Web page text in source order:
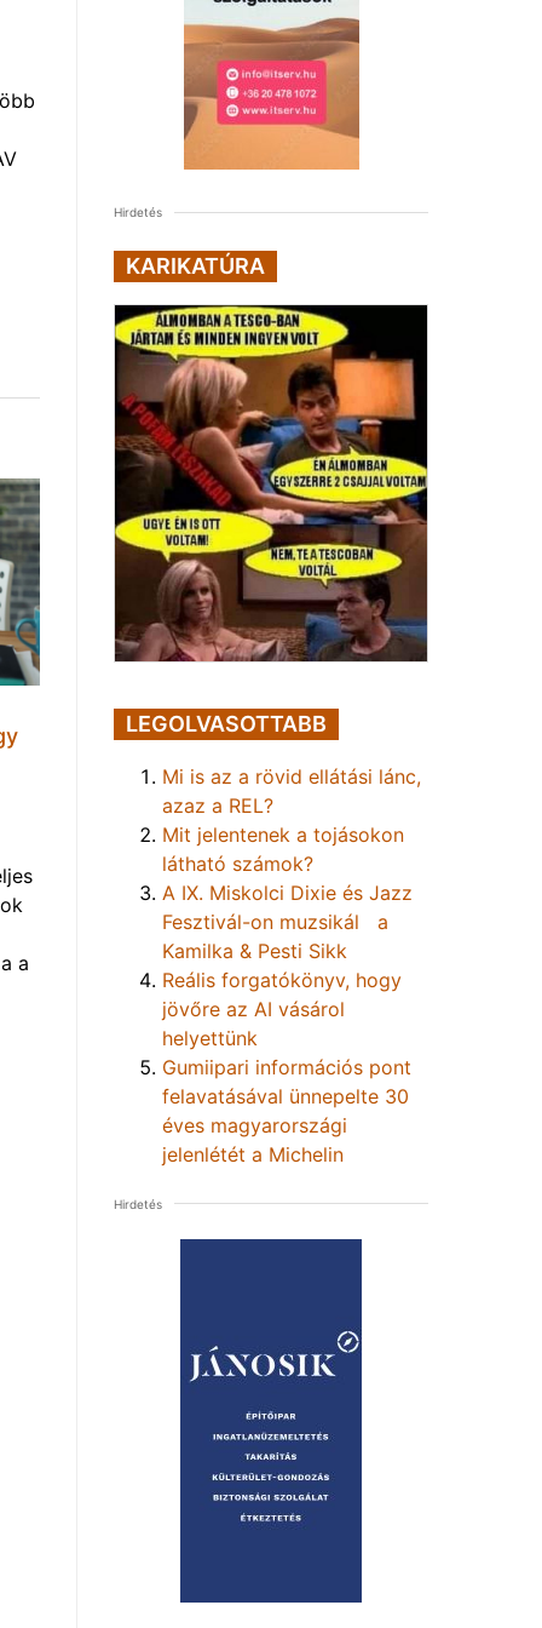
a
Hirdetés
KARIKATÚRA
LEGOLVASOTTABB
Mi is az a rövid ellátási lánc,
azaz a REL?
Mit jelentenek a tojásokon
látható számok?
A IX. Miskolci Dixie és Jazz
Fesztivál-on muzsikál a
Kamilka & Pesti Sikk
Reális forgatókönyv, hogy
jövőre az AI vásárol
helyettünk
Gumiipari információs pont
felavatásával ünnepelte 30
éves magyarországi
jelenlétét a Michelin
Hirdetés